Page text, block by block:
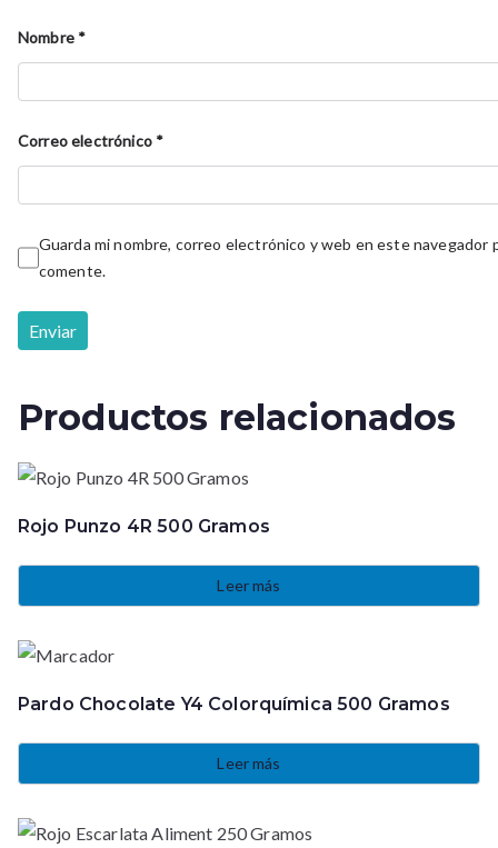
Nombre *
Correo electrónico *
Guarda mi nombre, correo electrónico y web en este navegador
comente.
Productos relacionados
Rojo Punzo 4R 500 Gramos
Leer más
Pardo Chocolate Y4 Colorquímica 500 Gramos
Leer más